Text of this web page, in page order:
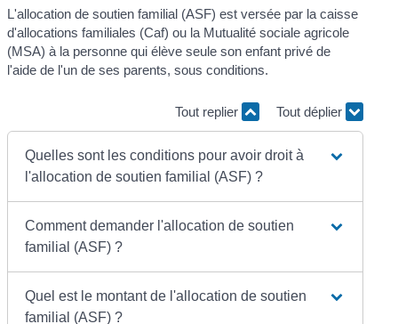
L'allocation de soutien familial (ASF) est versée par la caisse
d'allocations familiales (Caf) ou la Mutualité sociale agricole
(MSA) à la personne qui élève seule son enfant privé de
l'aide de l'un de ses parents, sous conditions.
Tout replier Tout déplier
Quelles sont les conditions pour avoir droit à
l'allocation de soutien familial (ASF) ?
Comment demander l'allocation de soutien
familial (ASF) ?
Quel est le montant de l'allocation de soutien
familial (ASF) ?